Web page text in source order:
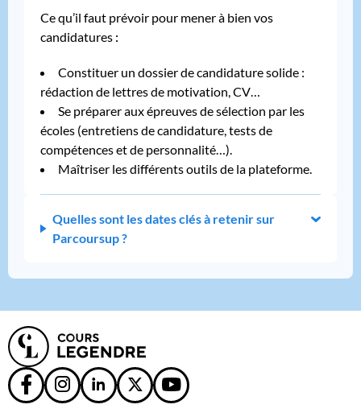
Ce qu’il faut prévoir pour mener à bien vos
candidatures :
Constituer un dossier de candidature solide :
rédaction de lettres de motivation, CV…
Se préparer aux épreuves de sélection par les
écoles (entretiens de candidature, tests de
compétences et de personnalité…).
Maîtriser les différents outils de la plateforme.
Quelles sont les dates clés à retenir sur
Parcoursup ?